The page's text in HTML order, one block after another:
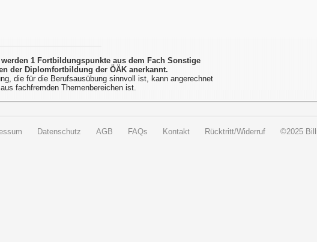
1 Fortbildungspunkte aus dem Fach Sonstige
der Diplomfortbildung der ÖÄK anerkannt.
die für die Berufsausübung sinnvoll ist, kann angerechnet
fachfremden Themenbereichen ist.
Datenschutz AGB FAQs Kontakt Rücktritt/Widerruf ©2025